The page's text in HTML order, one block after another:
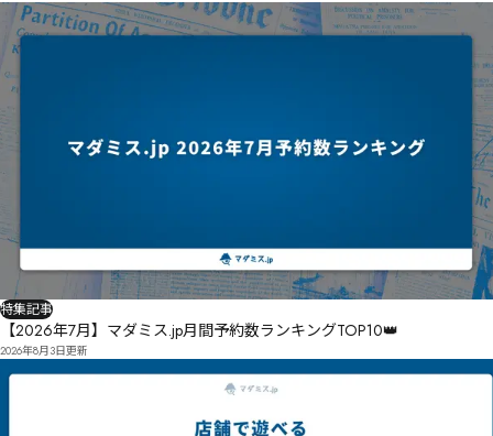
特集記事
【2026年7月】マダミス.jp月間予約数ランキングTOP10👑
2026年8月3日更新